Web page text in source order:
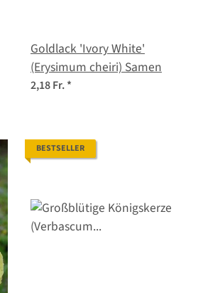
Goldlack 'Ivory White'
(Erysimum cheiri) Samen
2,18 Fr.*
BESTSELLER